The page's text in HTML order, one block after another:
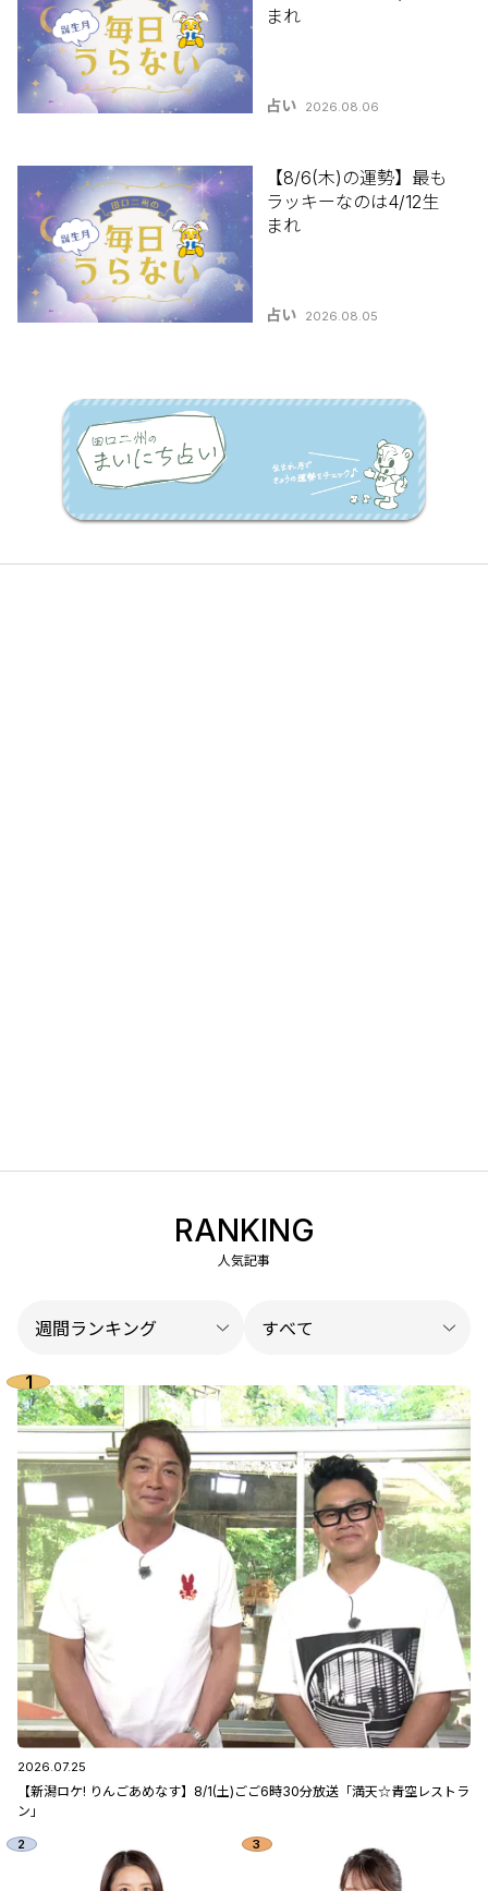
まれ
占い 2026.08.06
【8/6(木)の運勢】最も
ラッキーなのは4/12生
まれ
占い 2026.08.05
RANKING
人気記事
2026.07.25
【新潟ロケ! りんごあめなす】8/1(土)ごご6時30分放送「満天☆青空レストラ
ン」